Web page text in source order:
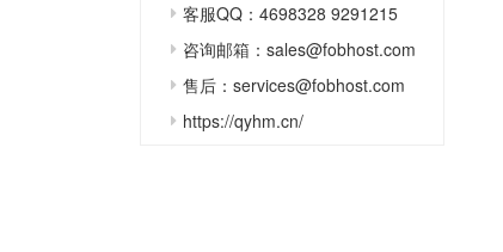
客服QQ：4698328 9291215
咨询邮箱：sales@fobhost.com
售后：services@fobhost.com
https://qyhm.cn/